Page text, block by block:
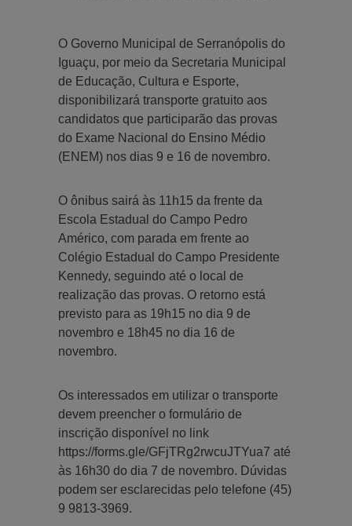
O Governo Municipal de Serranópolis do
Iguaçu, por meio da Secretaria Municipal
de Educação, Cultura e Esporte,
disponibilizará transporte gratuito aos
candidatos que participarão das provas
do Exame Nacional do Ensino Médio
(ENEM) nos dias 9 e 16 de novembro.
O ônibus sairá às 11h15 da frente da
Escola Estadual do Campo Pedro
Américo, com parada em frente ao
Colégio Estadual do Campo Presidente
Kennedy, seguindo até o local de
realização das provas. O retorno está
previsto para as 19h15 no dia 9 de
novembro e 18h45 no dia 16 de
novembro.
Os interessados em utilizar o transporte
devem preencher o formulário de
inscrição disponível no link
https://forms.gle/GFjTRg2rwcuJTYua7 até
às 16h30 do dia 7 de novembro. Dúvidas
podem ser esclarecidas pelo telefone (45)
9 9813-3969.